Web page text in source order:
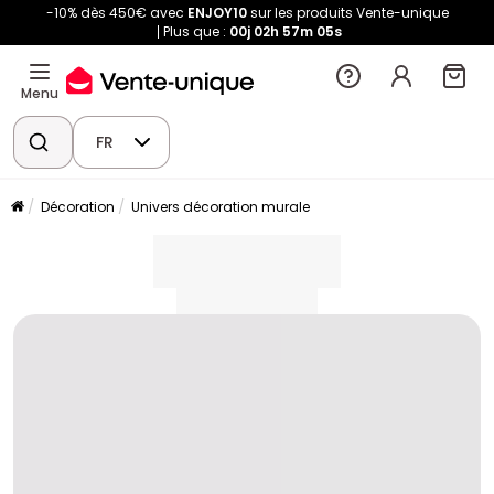
-10% dès 450€ avec ENJOY10sur les produits Vente-unique
Plus que : 00j 02h 57m 05s
Menu
FR
Décoration Univers décoration murale